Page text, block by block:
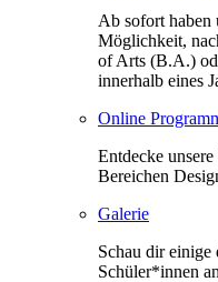
Ab sofort haben
Möglichkeit,
of Arts (B.A.)
innerhalb eines
Online
Entdecke
Bereichen
Galerie
Schau dir einige
Schüler*innen an